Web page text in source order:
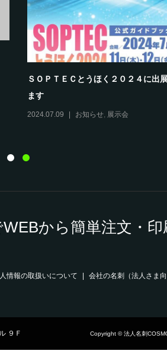
ＳＯＰＴＥＣとうほく２０２４に出
ます
2024.07.09 お知らせ, 展示会
から簡単注文・印
情報の取扱いについて 会社の名刺（法人さま向
９Ｆ Copyright © 法人名刺